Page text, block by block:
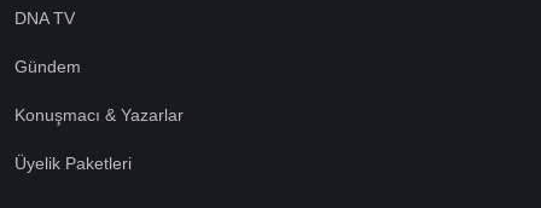
DNA TV
Gündem
Konuşmacı & Yazarlar
Üyelik Paketleri